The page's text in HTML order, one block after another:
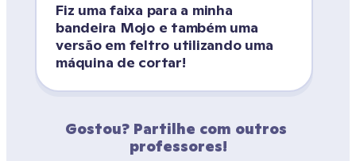
Fiz uma faixa para a minha
bandeira Mojo e também uma
versão em feltro utilizando uma
máquina de cortar!
Gostou? Partilhe com outros
professores!